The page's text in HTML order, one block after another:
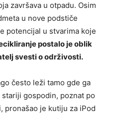
završava u otpadu. Osim
u nove podstiče
potencijal u stvarima koje
postalo je oblik
svesti o održivosti.
često leži tamo gde ga
gospodin, poznat po
pronašao je kutiju za iPod